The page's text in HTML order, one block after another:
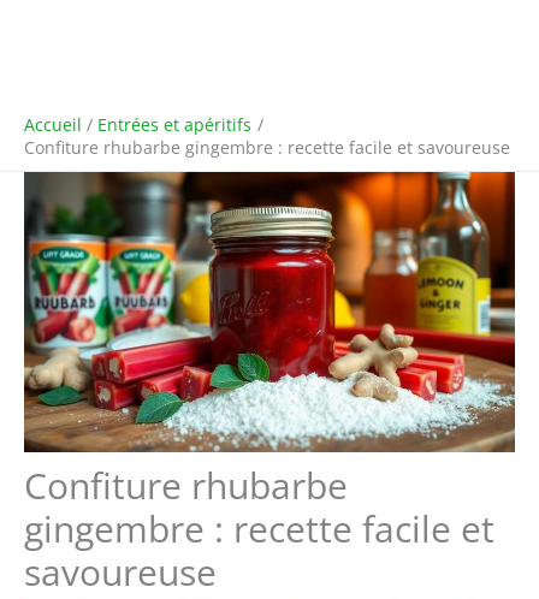
Accueil
Entrées et apéritifs
Confiture rhubarbe gingembre : recette facile et savoureuse
Confiture rhubarbe
gingembre : recette facile et
savoureuse